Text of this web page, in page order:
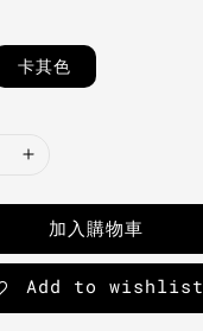
卡其色
加入購物車
Add to wishlist